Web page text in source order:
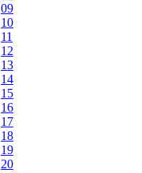
09
10
11
12
13
14
15
16
17
18
19
20